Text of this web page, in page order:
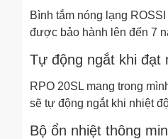
Bình tắm nóng lạng
được bảo hành lên đến 7
Tự động ngắt khi đạt
RPO 20SL mang trong
sẽ tự động ngắt khi nhiệt
Bộ ổn nhiệt thông